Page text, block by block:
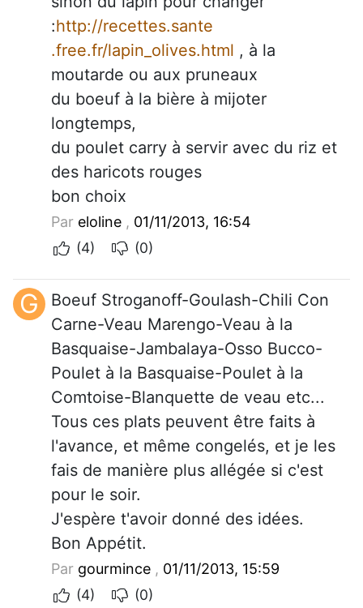
:http://recettes.sante
.free.fr/lapin_olives.html , à la
moutarde ou aux pruneaux
du boeuf à la bière à mijoter
longtemps,
du poulet carry à servir avec du riz et
des haricots rouges
bon choix
Par eloline , 01/11/2013, 16:54
(4)
(0)
G
Boeuf Stroganoff-Goulash-Chili Con
Carne-Veau Marengo-Veau à la
Basquaise-Jambalaya-Osso Bucco-
Poulet à la Basquaise-Poulet à la
Comtoise-Blanquette de veau etc...
Tous ces plats peuvent être faits à
l'avance, et même congelés, et je les
fais de manière plus allégée si c'est
pour le soir.
J'espère t'avoir donné des idées.
Bon Appétit.
Par gourmince , 01/11/2013, 15:59
(4)
(0)